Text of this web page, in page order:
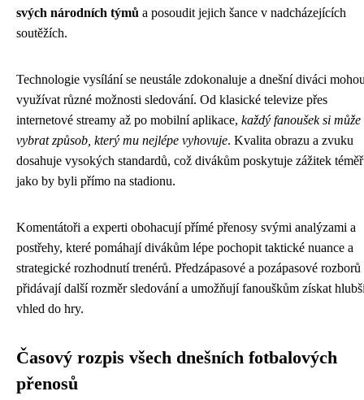
svých národních týmů a posoudit jejich šance v nadcházejících
soutěžích.
Technologie vysílání se neustále zdokonaluje a dnešní diváci
využívat různé možnosti sledování. Od klasické televize přes
internetové streamy až po mobilní aplikace, každý fanoušek si může
vybrat způsob, který mu nejlépe vyhovuje. Kvalita obrazu a zvuku
dosahuje vysokých standardů, což divákům poskytuje zážitek téměř
jako by byli přímo na stadionu.
Komentátoři a experti obohacují přímé přenosy svými analýzami a
postřehy, které pomáhají divákům lépe pochopit taktické nuance a
strategické rozhodnutí trenérů. Předzápasové a pozápasové rozborů
přidávají další rozměr sledování a umožňují fanouškům získat
vhled do hry.
Časový rozpis všech dnešních fotbalových
přenosů